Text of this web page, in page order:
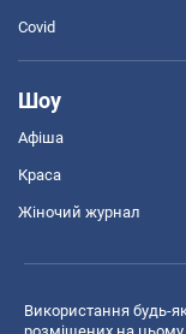
Covid
Шоу
Афіша
Краса
Жіночий журнал
Використання будь-